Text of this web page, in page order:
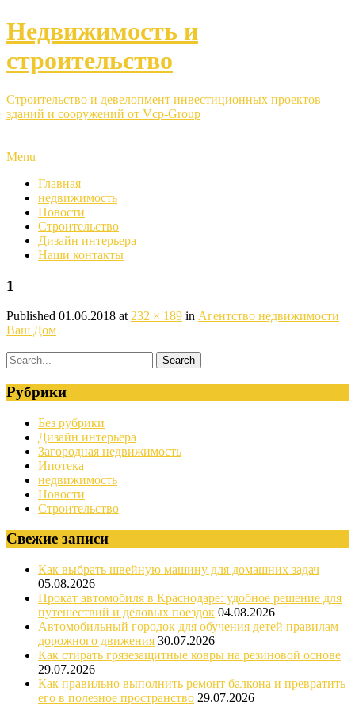
Недвижимость и
строительство
Строительство и девелопмент инвестиционных проектов
зданий и сооружений от Vcp-Group
Menu
Главная
недвижимость
Новости
Строительство
Дизайн интерьера
Наши контакты
1
Published 01.06.2018 at 232 × 189 in Агентство недвижимости
Ваш Дом
Рубрики
Без рубрики
Дизайн интерьера
Загородная недвижимость
Ипотека
недвижимость
Новости
Строительство
Свежие записи
Как выбрать швейную машину для домашних задач
05.08.2026
Прокат автомобиля в Краснодаре: удобное решение для
путешествий и деловых поездок 04.08.2026
Автомобильный городок для обучения детей правилам
дорожного движения 30.07.2026
Как стирать грязезащитные ковры на резиновой основе
29.07.2026
Как правильно выполнить ремонт балкона и превратить
его в полезное пространство 29.07.2026